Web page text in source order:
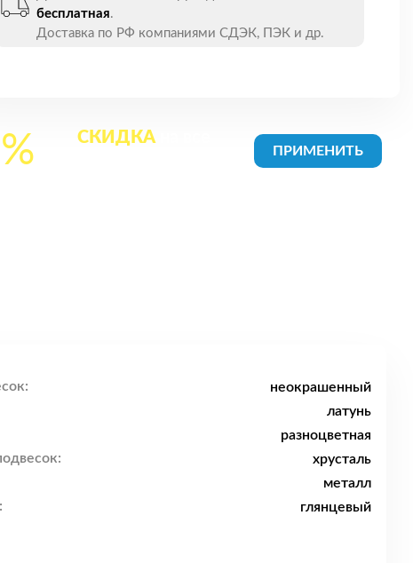
бесплатная.
Доставка по РФ компаниями СДЭК, ПЭК и др.
СКИДКА
неокрашенный
латунь
разноцветная
хрусталь
металл
глянцевый